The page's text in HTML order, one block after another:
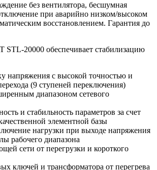
без вентилятора, бесшумная
при аварийно низком/высоком
восстановлением. Гарантия до
STL-20000 обеспечивает стабилизацию
напряжения с высокой точностью и
(9 ступеней переключения)
диапазоном сетевого
и стабильность параметров за счет
элементной базы
нагрузки при выходе напряжения
рабочего диапазона
сети от перегрузки и короткого
ключей и трансформатора от перегрева